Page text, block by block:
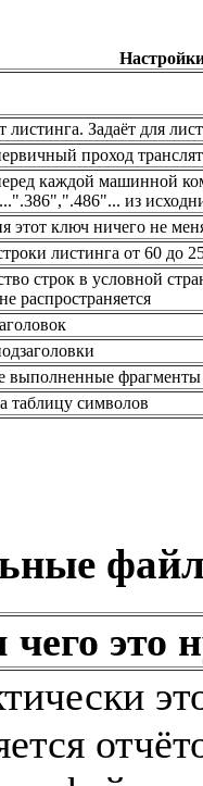
Задаёт для
проход
каждой машинной
из
этот ключ ничего не
листинга от 60 до
строк в условной
распространяется
выполненные
таблицу символов
чего это